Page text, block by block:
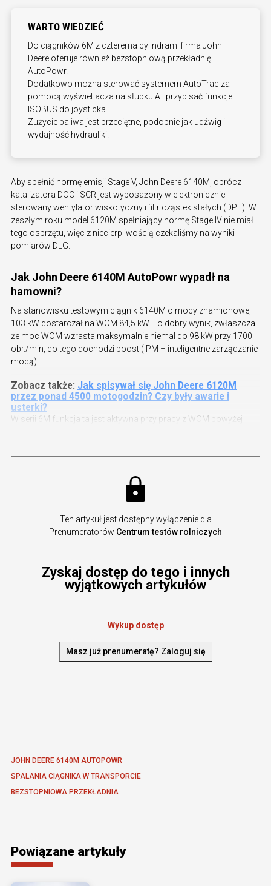
WARTO WIEDZIEĆ
Do ciągników 6M z czterema cylindrami firma John
Deere oferuje również bezstopniową przekładnię
AutoPowr.
Dodatkowo można sterować systemem AutoTrac za
pomocą wyświetlacza na słupku A i przypisać funkcje
ISOBUS do joysticka.
Zużycie paliwa jest przeciętne, podobnie jak udźwig i
wydajność hydrauliki.
Aby spełnić normę emisji Stage V, John Deere 6140M, oprócz
katalizatora DOC i SCR jest wyposażony w elektronicznie
sterowany wentylator wiskotyczny i filtr cząstek stałych (DPF). W
zeszłym roku model 6120M spełniający normę Stage IV nie miał
tego osprzętu, więc z niecierpliwością czekaliśmy na wyniki
pomiarów DLG.
Jak John Deere 6140M AutoPowr wypadł na
hamowni?
Na stanowisku testowym ciągnik 6140M o mocy znamionowej
103 kW dostarczał na WOM 84,5 kW. To dobry wynik, zwłaszcza
że moc WOM wzrasta maksymalnie niemal do 98 kW przy 1700
obr./min, do tego dochodzi boost (IPM – inteligentne zarządzanie
mocą).
Zobacz także: Jak spisywał się John Deere 6120M
przez ponad 4500 motogodzin? Czy były awarie i
usterki?
W serii 6M funkcja ta jest aktywna przy pracy z WOM powyżej
Ten artykuł jest dostępny wyłączenie dla
Prenumeratorów Centrum testów rolniczych
Zyskaj dostęp do tego i innych
wyjątkowych artykułów
Wykup dostęp
Masz już prenumeratę? Zaloguj się
JOHN DEERE 6140M AUTOPOWR
SPALANIA CIĄGNIKA W TRANSPORCIE
BEZSTOPNIOWA PRZEKŁADNIA
Powiązane artykuły